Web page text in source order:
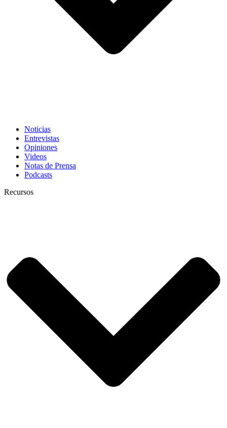
Noticias
Entrevistas
Opiniones
Videos
Notas de Prensa
Podcasts
Recursos